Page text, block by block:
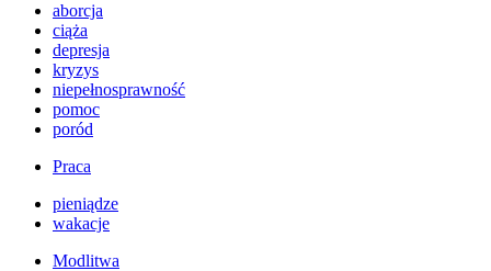
aborcja
ciąża
depresja
kryzys
niepełnosprawność
pomoc
poród
Praca
pieniądze
wakacje
Modlitwa